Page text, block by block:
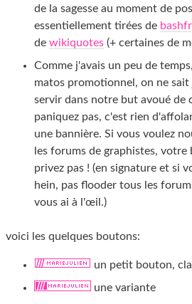
de la sagesse au moment de
essentiellement tirées de bashfr
de wikiquotes (+ certaines de
Comme j'avais un peu de
matos promotionnel, on ne
servir dans notre but avoué de
paniquez pas, c'est rien
une bannière. Si vous voulez
les forums de graphistes,
privez pas ! (en signature et si
hein, pas flooder tous les
vous ai à l'œil.)
voici les quelques boutons:
un petit bouton,
une variante